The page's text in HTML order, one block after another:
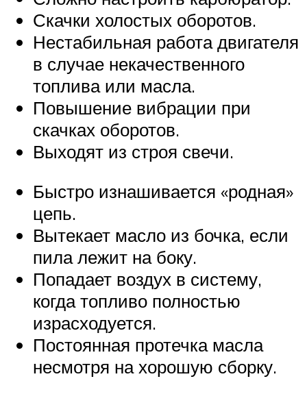
Скачки холостых оборотов.
Нестабильная работа двигателя
в случае некачественного
топлива или масла.
Повышение вибрации при
скачках оборотов.
Выходят из строя свечи.
Быстро изнашивается «родная»
цепь.
Вытекает масло из бочка, если
пила лежит на боку.
Попадает воздух в систему,
когда топливо полностью
израсходуется.
Постоянная протечка масла
несмотря на хорошую сборку.